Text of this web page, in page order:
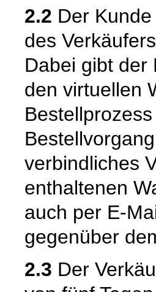
2.2 Der
des
Dabei gibt der
den virtuellen
verbindliches
enthaltenen
auch per E-
gegenüber
2.3 Der